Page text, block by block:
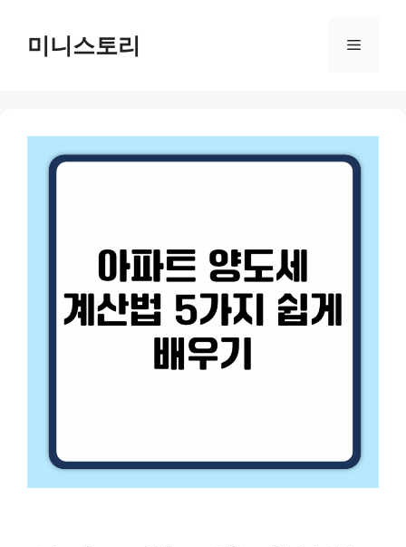
content미니스토리 Menu